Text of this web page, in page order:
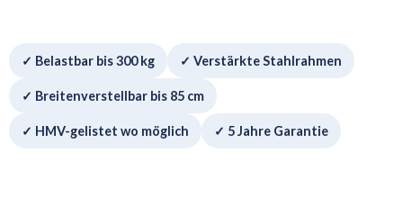
✓ Belastbar bis 300 kg ✓ Verstärkte Stahlrahmen
✓ Breitenverstellbar bis 85 cm
✓ HMV-gelistet wo möglich ✓ 5 Jahre Garantie